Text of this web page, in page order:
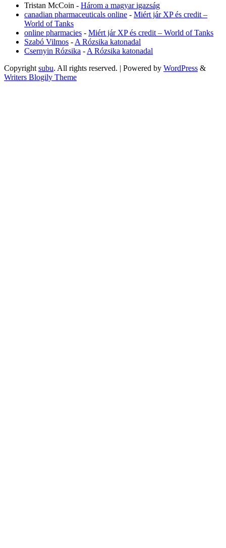
Tristan McCoin - Három a magyar igazság
canadian pharmaceuticals online - Miért jár XP és credit –
World of Tanks
online pharmacies - Miért jár XP és credit – World of Tanks
Szabó Vilmos - A Rózsika katonadal
Csernyin Rózsika - A Rózsika katonadal
Copyright subu. All rights reserved. | Powered by WordPress &
Writers Blogily Theme